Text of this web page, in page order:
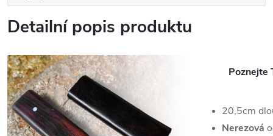
Detailní popis produktu
Poznejte
20,5cm
Nerezová